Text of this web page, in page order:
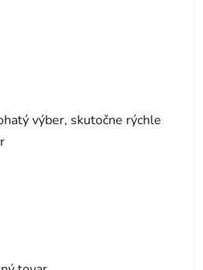
z 5 hviezdičiek.
z 5 hviezdičiek.
výber, skutočne rýchle
z 5 hviezdičiek.